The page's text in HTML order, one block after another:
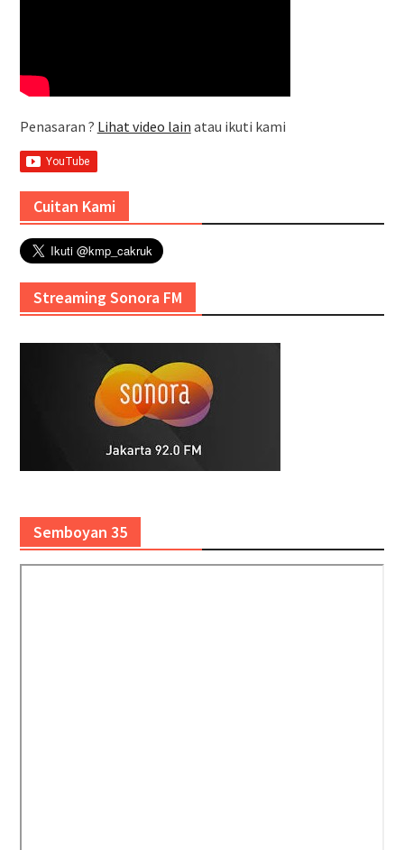
Penasaran ? Lihat video lain atau ikuti kami
Cuitan Kami
Streaming Sonora FM
Semboyan 35